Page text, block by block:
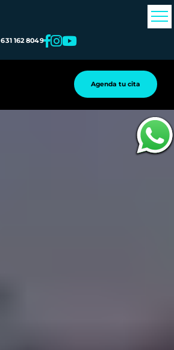
631 162 8049
Agenda tu cita